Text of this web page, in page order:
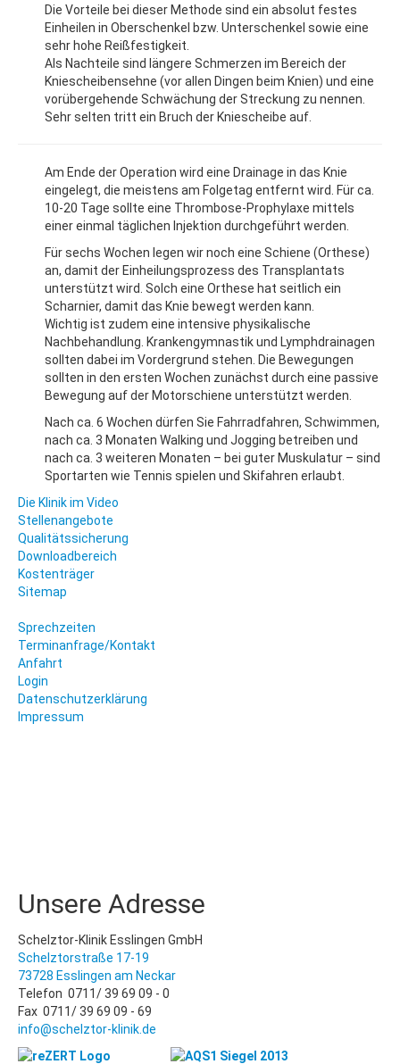
Die Vorteile bei dieser Methode sind ein absolut festes
Einheilen in Oberschenkel bzw. Unterschenkel sowie eine
sehr hohe Reißfestigkeit.
Als Nachteile sind längere Schmerzen im Bereich der
Kniescheibensehne (vor allen Dingen beim Knien) und eine
vorübergehende Schwächung der Streckung zu nennen.
Sehr selten tritt ein Bruch der Kniescheibe auf.
Am Ende der Operation wird eine Drainage in das Knie
eingelegt, die meistens am Folgetag entfernt wird. Für ca.
10-20 Tage sollte eine Thrombose-Prophylaxe mittels
einer einmal täglichen Injektion durchgeführt werden.
Für sechs Wochen legen wir noch eine Schiene (Orthese)
an, damit der Einheilungsprozess des Transplantats
unterstützt wird. Solch eine Orthese hat seitlich ein
Scharnier, damit das Knie bewegt werden kann.
Wichtig ist zudem eine intensive physikalische
Nachbehandlung. Krankengymnastik und Lymphdrainagen
sollten dabei im Vordergrund stehen. Die Bewegungen
sollten in den ersten Wochen zunächst durch eine passive
Bewegung auf der Motorschiene unterstützt werden.
Nach ca. 6 Wochen dürfen Sie Fahrradfahren, Schwimmen,
nach ca. 3 Monaten Walking und Jogging betreiben und
nach ca. 3 weiteren Monaten – bei guter Muskulatur – sind
Sportarten wie Tennis spielen und Skifahren erlaubt.
Die Klinik im Video
Stellenangebote
Qualitätssicherung
Downloadbereich
Kostenträger
Sitemap
Sprechzeiten
Terminanfrage/Kontakt
Anfahrt
Login
Datenschutzerklärung
Impressum
Unsere Adresse
Schelztor-Klinik Esslingen GmbH
Schelztorstraße 17-19
73728 Esslingen am Neckar
Telefon 0711/ 39 69 09 - 0
Fax 0711/ 39 69 09 - 69
info@schelztor-klinik.de